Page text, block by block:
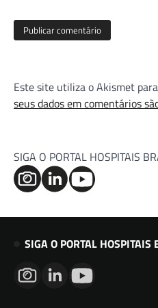
Este site utiliza o Akismet
seus dados em comentários
SIGA O PORTAL HOSPITAIS
SIGA O PORTAL HOSPITAIS